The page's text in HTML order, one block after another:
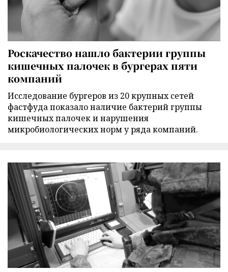
Роскачество нашло бактерии группы
кишечных палочек в бургерах пяти
компаний
Исследование бургеров из 20 крупных сетей
фастфуда показало наличие бактерий группы
кишечных палочек и нарушения
микробиологических норм у ряда компаний.